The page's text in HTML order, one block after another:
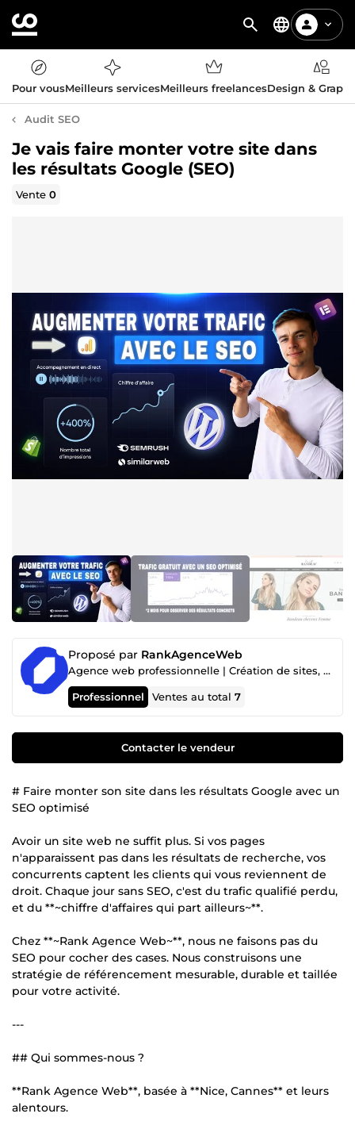
Pour vousMeilleurs servicesMeilleurs freelancesDesign &
Audit SEO
Je vais faire monter votre site dans
les résultats Google (SEO)
Vente0
Proposé par RankAgenceWeb
Agence web professionnelle | Création de sites, apps mobiles & SEO
Professionnel Ventes au total7
Contacter le vendeur
# Faire monter son site dans les résultats Google avec un
SEO optimisé
Avoir un site web ne suffit plus. Si vos pages
n'apparaissent pas dans les résultats de recherche, vos
concurrents captent les clients qui vous reviennent de
droit. Chaque jour sans SEO, c'est du trafic qualifié perdu,
et du **~chiffre d'affaires qui part ailleurs~**.
Chez **~Rank Agence Web~**, nous ne faisons pas du
SEO pour cocher des cases. Nous construisons une
stratégie de référencement mesurable, durable et taillée
pour votre activité.
---
## Qui sommes-nous ?
**Rank Agence Web**, basée à **Nice, Cannes** et leurs
alentours.